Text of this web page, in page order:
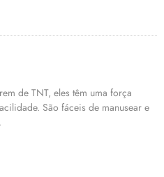
de TNT, eles têm uma força
São fáceis de manusear e